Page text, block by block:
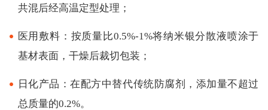
共混后经高温定型处理；
医用敷料：按质量比0.5%-1%将纳米银分散液喷涂于
基材表面，干燥后裁切包装；
日化产品：在配方中替代传统防腐剂，添加量不超过
总质量的0.2%。